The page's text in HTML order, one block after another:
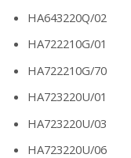
HA643220Q/02
HA722210G/01
HA722210G/70
HA723220U/01
HA723220U/03
HA723220U/06